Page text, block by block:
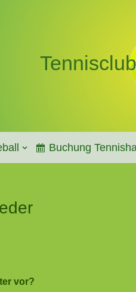
Buchung
vor?